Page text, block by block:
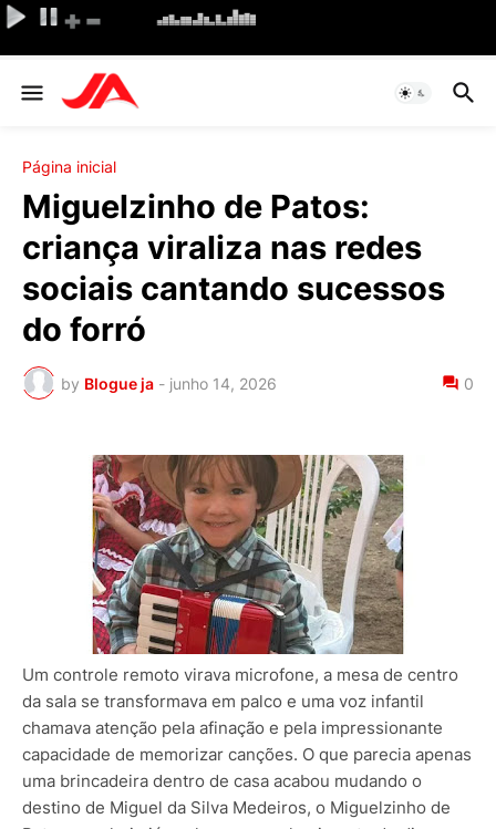
Página inicial
Miguelzinho de Patos:
criança viraliza nas redes
sociais cantando sucessos
do forró
by Blogue ja - junho 14, 2026 0
Um controle remoto virava microfone, a mesa de centro
da sala se transformava em palco e uma voz infantil
chamava atenção pela afinação e pela impressionante
capacidade de memorizar canções. O que parecia apenas
uma brincadeira dentro de casa acabou mudando o
destino de Miguel da Silva Medeiros, o Miguelzinho de